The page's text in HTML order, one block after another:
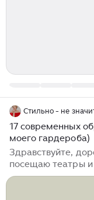
Стильно - не
17 современных
моего гардероба)
Здравствуйте,
посещаю театры
много людей